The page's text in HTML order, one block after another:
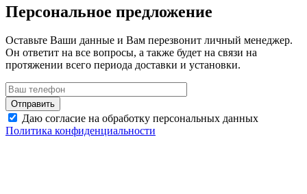
Персональное предложение
Оставьте Ваши данные и Вам перезвонит личный менеджер.
Он ответит на все вопросы, а также будет на связи на
протяжении всего периода доставки и установки.
Даю согласие на обработку персональных данных
Политика конфиденциальности